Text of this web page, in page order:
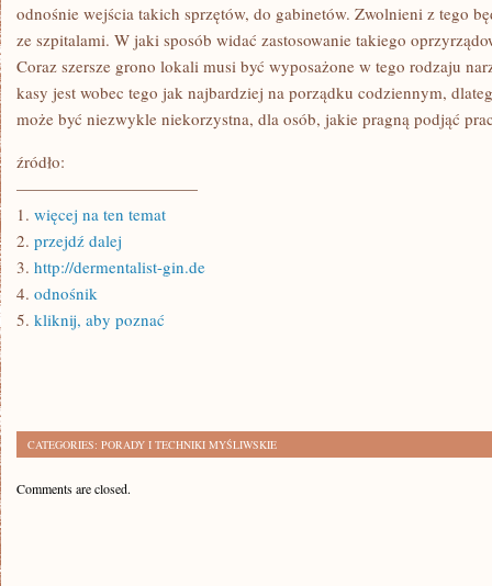
odnośnie wejścia takich sprzętów, do gabinetów. Zwolnieni z tego
ze szpitalami. W jaki sposób widać zastosowanie takiego
Coraz szersze grono lokali musi być wyposażone w tego rodzaju
kasy jest wobec tego jak najbardziej na porządku codziennym,
może być niezwykle niekorzystna, dla osób, jakie pragną podjąć
źródło:
———————————
1. więcej na ten temat
2. przejdź dalej
3. http://dermentalist-gin.de
4. odnośnik
5. kliknij, aby poznać
CATEGORIES: PORADY I TECHNIKI MYŚLIWSKIE
Comments are closed.